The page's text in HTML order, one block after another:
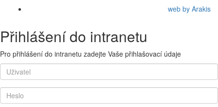
web by Arakis
Přihlášení do intranetu
Pro přihlášení do intranetu zadejte Vaše přihlašovací údaje